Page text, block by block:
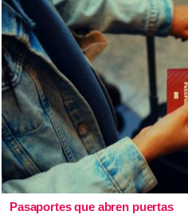
Pasaportes que abren puertas